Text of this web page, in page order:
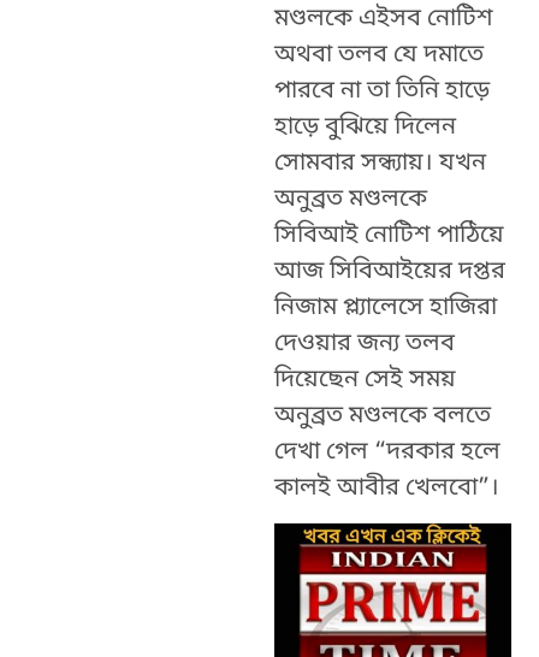
মণ্ডলকে এইসব নোটিশ
অথবা তলব যে দমাতে
পারবে না তা তিনি হাড়ে
হাড়ে বুঝিয়ে দিলেন
সোমবার সন্ধ্যায়। যখন
অনুব্রত মণ্ডলকে
সিবিআই নোটিশ পাঠিয়ে
আজ সিবিআইয়ের দপ্তর
নিজাম প্ল্যালেসে হাজিরা
দেওয়ার জন্য তলব
দিয়েছেন সেই সময়
অনুব্রত মণ্ডলকে বলতে
দেখা গেল “দরকার হলে
কালই আবীর খেলবো”।